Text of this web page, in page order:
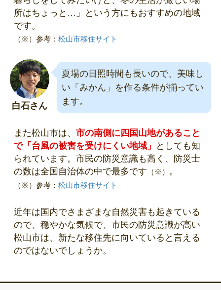
所はちょっと…」という方にもおすすめの地域
です。
（※）参考： 松山市移住サイト
白石さん
夏場の日照時間も長いので、美味し
い「みかん」を作る条件が揃ってい
ます。
また松山市は、 市の南側に四国山地があること
で「台風の被害を受けにくい地域」
としても知
られています。市民の防災意識も高く、防災士
の数は全国自治体の中で最多です （※） 。
（※）参考： 松山市移住サイト
近年は国内でさまざまな自然災害も起きている
ので、穏やかな気候で、市民の防災意識が高い
松山市は、新たな移住先に向いていると言える
のではないでしょうか。